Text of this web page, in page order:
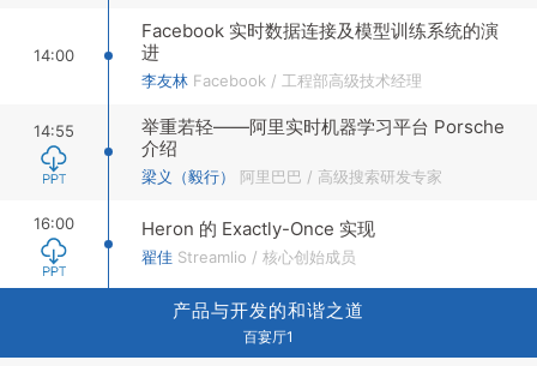
14:00
Facebook 实时数据连接及模型训练系统的演
进
李友林 Facebook / 工程部高级技术经理
14:55
举重若轻——阿里实时机器学习平台 Porsche
介绍
梁义（毅行） 阿里巴巴 / 高级搜索研发专家
16:00 Heron 的 Exactly-Once 实现
翟佳 Streamlio / 核心创始成员
产品与开发的和谐之道
百宴厅1